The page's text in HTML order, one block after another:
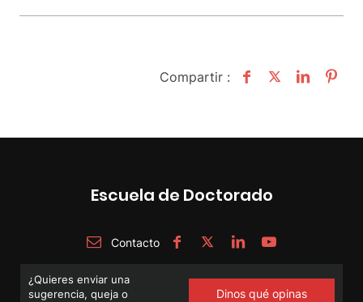
Compartir :
Escuela de Doctorado
Contacto
¿Quieres enviar una
sugerencia, queja o
Dinos qué opinas